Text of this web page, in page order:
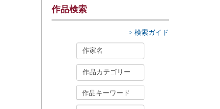
作品検索
> 検索ガイド